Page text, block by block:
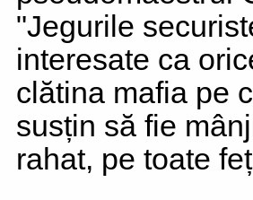
"Jegurile
interesate ca
clătina mafia pe
susțin să fie
rahat, pe toate